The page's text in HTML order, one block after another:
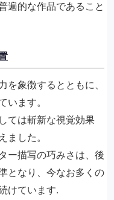
遍的な作品であること
を象徴するとともに、
います。
ては斬新な視覚効果
ました。
ー描写の巧みさは、後
となり、今なお多くの
けています.